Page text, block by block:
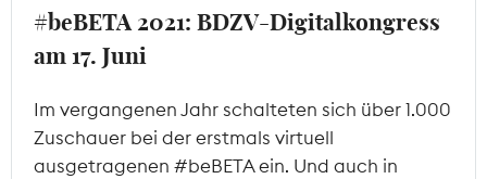
#beBETA 2021: BDZV-Digitalkongress
am 17. Juni
Im vergangenen Jahr schalteten sich über 1.000
Zuschauer bei der erstmals virtuell
ausgetragenen #beBETA ein. Und auch in